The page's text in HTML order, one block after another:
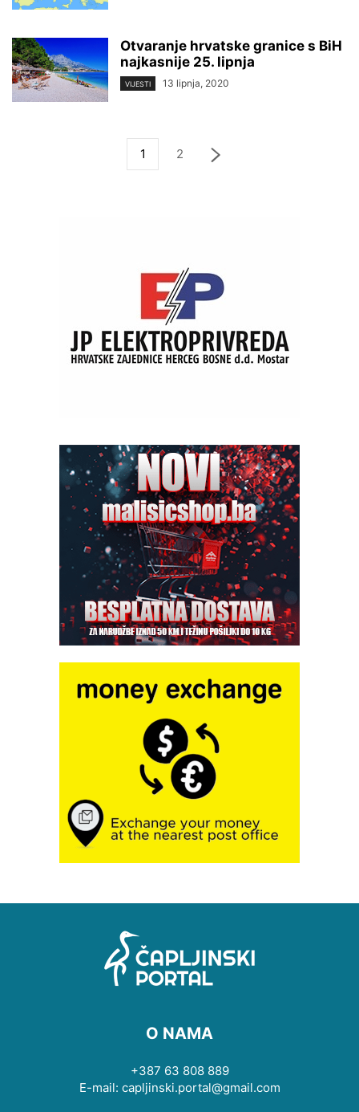
Otvaranje hrvatske granice s BiH
najkasnije 25. lipnja
VIJESTI 13 lipnja, 2020
1 2
O NAMA
+387 63 808 889
E-mail: capljinski.portal@gmail.com